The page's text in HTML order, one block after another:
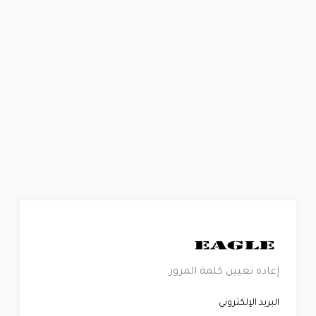
إعادة تعيين كلمة المرور
البريد الإلكتروني